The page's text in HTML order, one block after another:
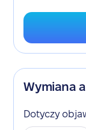
Wymiana
Dotyczy